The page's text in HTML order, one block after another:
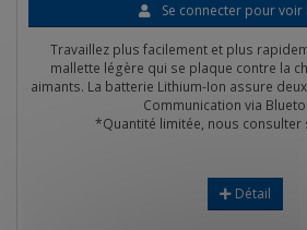
Se connecter pour voir
Travaillez plus facilement et plus
mallette légère qui se plaque contre la
aimants. La batterie Lithium-Ion assure
Communication via
*Quantité limitée, nous
Détail